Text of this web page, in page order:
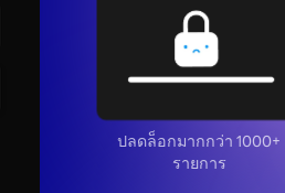
ปลดล็อกมากกว่า 1000+
รายการ